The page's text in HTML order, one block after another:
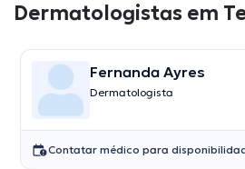
Dermatologistas em
Fernanda Ayres
Dermatologista
Contatar médico para